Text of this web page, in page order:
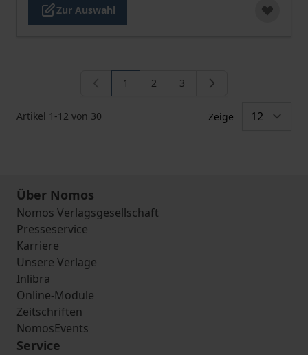
Zur Auswahl
Artikel 1 -12 von 30
Sie lesen gerade die Seite
1 Seite
2 Seite
3
Zeige
Über Nomos
Nomos Verlagsgesellschaft
Presseservice
Karriere
Unsere Verlage
Inlibra
Online-Module
Zeitschriften
NomosEvents
Service